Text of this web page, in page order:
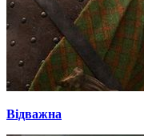
Відважна